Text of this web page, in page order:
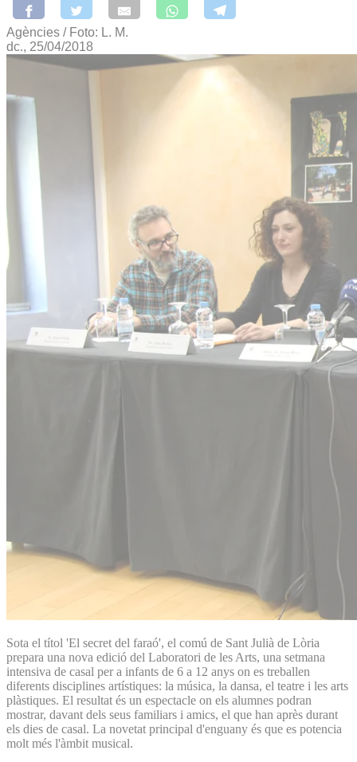
Agències / Foto: L. M.
dc., 25/04/2018
Sota el títol 'El secret del faraó', el comú de Sant Julià de Lòria
prepara una nova edició del Laboratori de les Arts, una setmana
intensiva de casal per a infants de 6 a 12 anys on es treballen
diferents disciplines artístiques: la música, la dansa, el teatre i les arts
plàstiques. El resultat és un espectacle on els alumnes podran
mostrar, davant dels seus familiars i amics, el que han après durant
els dies de casal. La novetat principal d'enguany és que es potencia
molt més l'àmbit musical.